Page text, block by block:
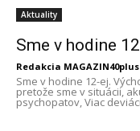
Aktuality
Sme v hodine
Redakcia MAGAZIN40plus
Sme v hodine 12-ej.
pretože sme v situácii,
psychopatov, Viac